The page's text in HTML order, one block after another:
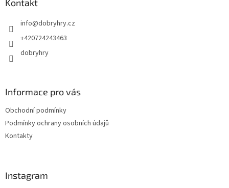
Kontakt
info@dobryhry.cz
+420724243463
dobryhry
Informace pro vás
Obchodní podmínky
Podmínky ochrany osobních údajů
Kontakty
Instagram